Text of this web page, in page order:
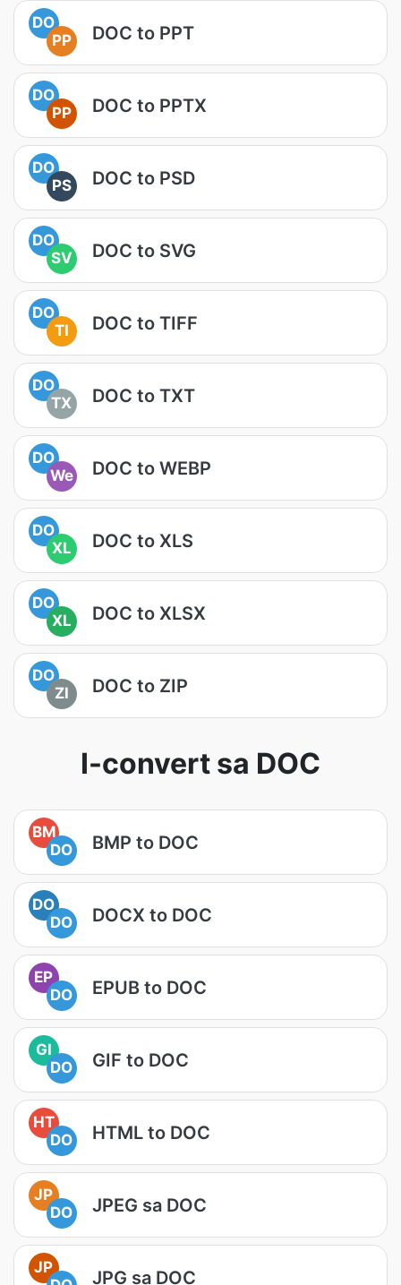
DO
PP
DOC to PPT
DO
PP
DOC to PPTX
DO
PS
DOC to PSD
DO
SV
DOC to SVG
DO
TI
DOC to TIFF
DO
TX
DOC to TXT
DO
We
DOC to WEBP
DO
XL
DOC to XLS
DO
XL
DOC to XLSX
DO
ZI
DOC to ZIP
I-convert sa DOC
BM
DO
BMP to DOC
DO
DO
DOCX to DOC
EP
DO
EPUB to DOC
GI
DO
GIF to DOC
HT
DO
HTML to DOC
JP
DO
JPEG sa DOC
JP
JPG sa DOC